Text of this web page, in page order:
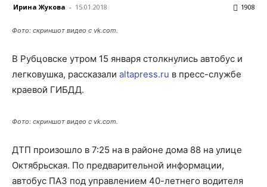
Ирина Жукова - 15.01.2018 1908
Фото: скриншот видео с vk.com.
В Рубцовске утром 15 января столкнулись автобус и
легковушка, рассказали altapress.ru в пресс-службе
краевой ГИБДД.
Фото: скриншот видео с vk.com.
ДТП произошло в 7:25 на в районе дома 88 на улице
Октябрьская. По предварительной информации,
автобус ПАЗ под управлением 40-летнего водителя